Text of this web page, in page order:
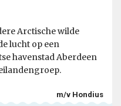
Arctische wilde
lucht op een
havenstad Aberdeen
m/v Hondius